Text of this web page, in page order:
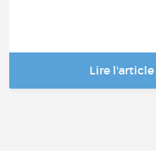
Lire l'article